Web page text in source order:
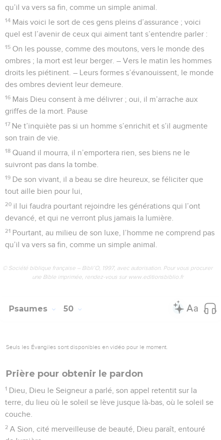
qu’il va vers sa fin, comme un simple animal.
14 Mais voici le sort de ces gens pleins d’assurance ; voici
quel est l’avenir de ceux qui aiment tant s’entendre parler :
15 On les pousse, comme des moutons, vers le monde des
ombres ; la mort est leur berger. – Vers le matin les hommes
droits les piétinent. – Leurs formes s’évanouissent, le monde
des ombres devient leur demeure.
16 Mais Dieu consent à me délivrer ; oui, il m’arrache aux
griffes de la mort. Pause
17 Ne t’inquiète pas si un homme s’enrichit et s’il augmente
son train de vie.
18 Quand il mourra, il n’emportera rien, ses biens ne le
suivront pas dans la tombe.
19 De son vivant, il a beau se dire heureux, se féliciter que
tout aille bien pour lui,
20 il lui faudra pourtant rejoindre les générations qui l’ont
devancé, et qui ne verront plus jamais la lumière.
21 Pourtant, au milieu de son luxe, l’homme ne comprend pas
qu’il va vers sa fin, comme un simple animal.
© Société biblique française – Bibli’O, 1997, avec autorisation. Pour vous procurer
une Bible imprimée, rendez-vous sur www.editionsbiblio.fr
Psaumes 50
Seuls les Évangiles sont disponibles en vidéo pour le moment.
Prière pour obtenir le pardon
1 Dieu, Dieu le Seigneur a parlé, son appel retentit sur la
terre, du lieu où le soleil se lève jusque là-bas, où le soleil se
couche.
2 A Sion, cité merveilleuse de beauté, Dieu paraît, entouré